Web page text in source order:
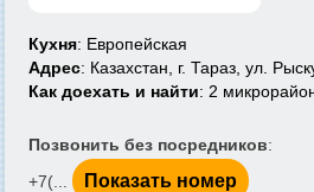
Кухня: Европейская
Адрес: Казахстан, г. Тараз, ул.
Как доехать и найти: 2
Позвонить без посредников:
+7(...
Показать номер